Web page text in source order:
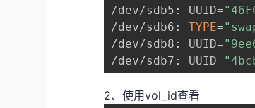
/dev/sdb5: UUID=
/dev/sdb6: TYPE=
/dev/sdb8: UUID=
/dev/sdb7: UUID=
2、使用vol_id查看